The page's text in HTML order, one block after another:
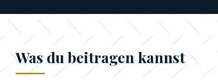
Was du beitragen kannst